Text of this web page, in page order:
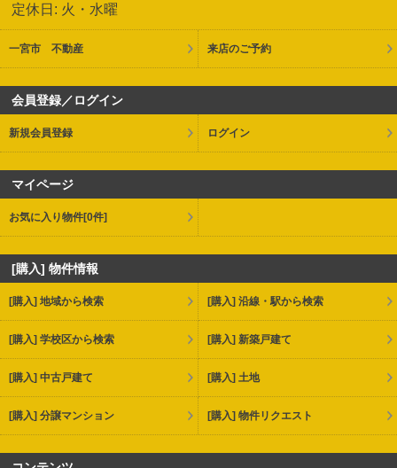
定休日: 火・水曜
一宮市 不動産 来店のご予約
会員登録／ログイン
新規会員登録 ログイン
マイページ
お気に入り物件[0件]
[購入] 物件情報
[購入] 地域から検索 [購入] 沿線・駅から検索
[購入] 学校区から検索 [購入] 新築戸建て
[購入] 中古戸建て [購入] 土地
[購入] 分譲マンション [購入] 物件リクエスト